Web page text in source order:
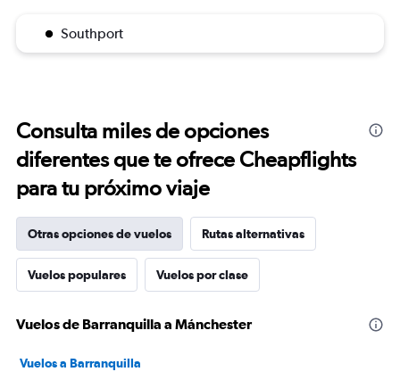
Southport
Consulta miles de opciones
diferentes que te ofrece Cheapflights
para tu próximo viaje
Otras opciones de vuelos Rutas alternativas
Vuelos populares Vuelos por clase
Vuelos de Barranquilla a Mánchester
Vuelos a Barranquilla